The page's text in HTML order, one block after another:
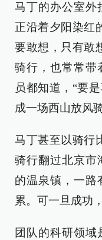
马丁的办公室外
正沿着夕阳染红
要敢想，只有敢
骑行，也常常带
员都知道，“要
成一场西山放风骑
马丁甚至以骑行
骑行翻过北京市
的温泉镇，一路
累。可一旦成功
团队的科研领域